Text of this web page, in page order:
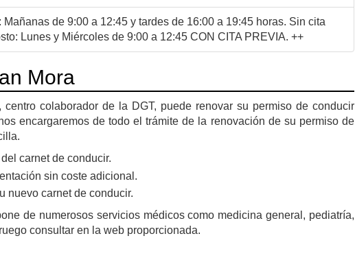
Mañanas de 9:00 a 12:45 y tardes de 16:00 a 19:45 horas. Sin cita
Lunes y Miércoles de 9:00 a 12:45 CON CITA PREVIA. ++
Mora
colaborador de la DGT, puede renovar su permiso de conducir
encargaremos de todo el trámite de la renovación de su permiso de
carnet de conducir.
sin coste adicional.
nuevo carnet de conducir.
de numerosos servicios médicos como medicina general, pediatría,
consultar en la web proporcionada.